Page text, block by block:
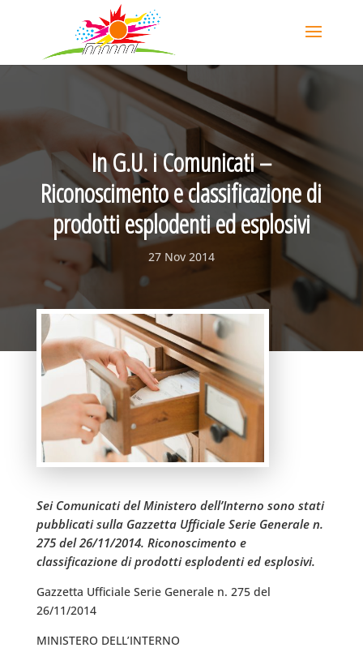
In G.U. i Comunicati –
Riconoscimento e classificazione di
prodotti esplodenti ed esplosivi
27 Nov 2014
Sei Comunicati del Ministero dell’Interno sono stati
pubblicati sulla Gazzetta Ufficiale Serie Generale n.
275 del 26/11/2014. Riconoscimento e
classificazione di prodotti esplodenti ed esplosivi.
Gazzetta Ufficiale Serie Generale n. 275 del
26/11/2014
MINISTERO DELL’INTERNO